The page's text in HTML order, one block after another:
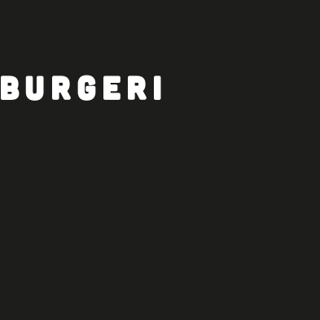
BURGERI